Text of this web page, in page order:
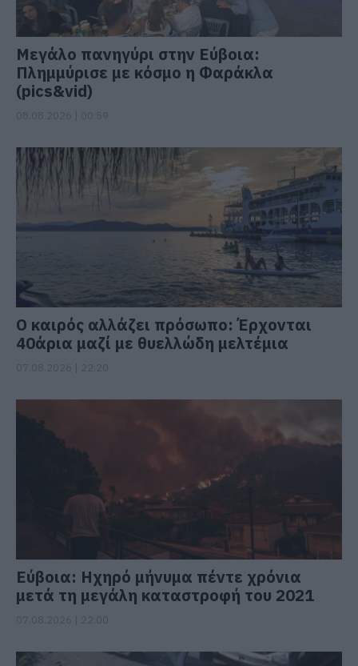
Μεγάλο πανηγύρι στην Εύβοια:
Πλημμύρισε με κόσμο η Φαράκλα
(pics&vid)
Ο καιρός αλλάζει πρόσωπο: Έρχονται
40άρια μαζί με θυελλώδη μελτέμια
Εύβοια: Ηχηρό μήνυμα πέντε χρόνια
μετά τη μεγάλη καταστροφή του 2021